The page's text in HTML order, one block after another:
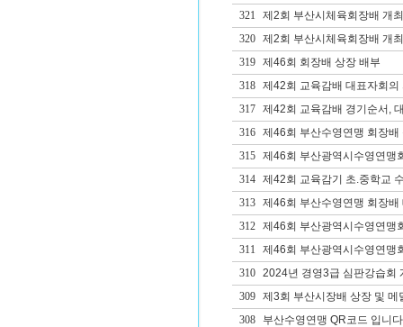
321
제2회 부산시체육회장배 개
320
제2회 부산시체육회장배 개
319
제46회 회장배 상장 배부
318
제42회 교육감배 대표자회
317
제42회 교육감배 경기순서,
316
제46회 부산수영연맹 회장배
315
제46회 부산광역시수영연맹
314
제42회 교육감기 초.중학교
313
제46회 부산수영연맹 회장
312
제46회 부산광역시수영연맹
311
제46회 부산광역시수영연맹
310
2024년 경영3급 심판강습회
309
제3회 부산시장배 상장 및 메
308
부산수영연맹 QR코드 입니